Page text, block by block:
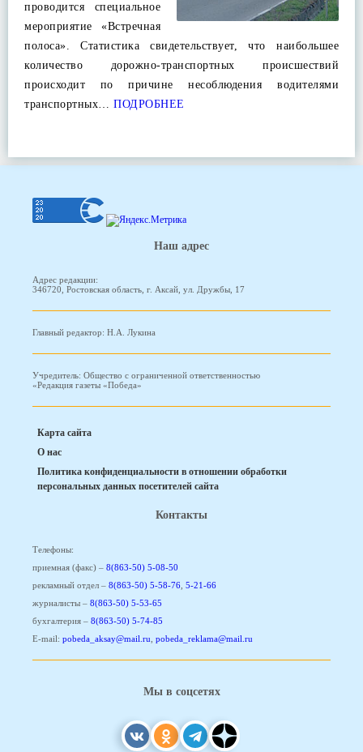
проводится специальное
мероприятие «Встречная
полоса». Статистика свидетельствует, что наибольшее
количество дорожно-транспортных происшествий
происходит по причине несоблюдения водителями
транспортных… ПОДРОБНЕЕ
Наш адрес
Адрес редакции:
346720, Ростовская область, г. Аксай, ул. Дружбы, 17
Главный редактор: Н.А. Лукина
Учредитель: Общество с ограниченной ответственностью
«Редакция газеты «Победа»
Карта сайта
О нас
Политика конфиденциальности в отношении обработки
персональных данных посетителей сайта
Контакты
Телефоны:
приемная (факс) – 8(863-50) 5-08-50
рекламный отдел – 8(863-50) 5-58-76 5-21-66
журналисты – 8(863-50) 5-53-65
бухгалтерия – 8(863-50) 5-74-85
E-mail: pobeda_aksay@mail.ru pobeda_reklama@mail.ru
Мы в соцсетях